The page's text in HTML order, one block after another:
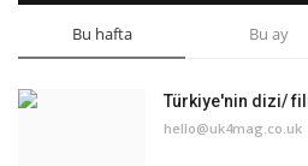
Bu hafta Bu ay
Türkiye'nin dizi/
hello@uk4mag.co.uk